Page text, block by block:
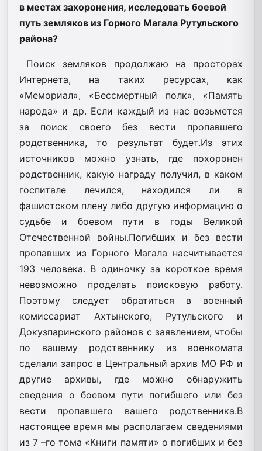
в местах захоронения, исследовать боевой
путь земляков из Горного Магала Рутульского
района?
Поиск земляков продолжаю на просторах
Интернета, на таких ресурсах, как
«Мемориал», «Бессмертный полк», «Память
народа» и др. Если каждый из нас возьмется
за поиск своего без вести пропавшего
родственника, то результат будет.Из этих
источников можно узнать, где похоронен
родственник, какую награду получил, в каком
госпитале лечился, находился ли в
фашистском плену либо другую информацию о
судьбе и боевом пути в годы Великой
Отечественной войны.Погибших и без вести
пропавших из Горного Магала насчитывается
193 человека. В одиночку за короткое время
невозможно проделать поисковую работу.
Поэтому следует обратиться в военный
комиссариат Ахтынского, Рутульского и
Докузпаринского районов с заявлением, чтобы
по вашему родственнику из военкомата
сделали запрос в Центральный архив МО РФ и
другие архивы, где можно обнаружить
сведения о боевом пути погибшего или без
вести пропавшего вашего родственника.В
настоящее время мы располагаем сведениями
из 7 –го тома «Книги памяти» о погибших и без